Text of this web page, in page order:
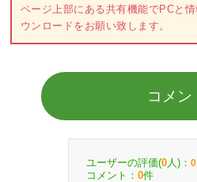
ページ上部にある共有機能でPCと
ウンロードをお願い致します。
コメン
ユーザーの評価(0 人)： 0
コメント： 0件